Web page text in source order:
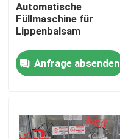
Produkte
Automatische
Füllmaschine für
Lippenbalsam
Anfrage absenden